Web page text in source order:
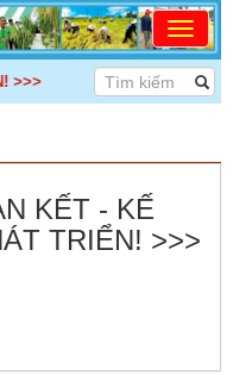
KẾT - KẾ
TRIỂN! >>>